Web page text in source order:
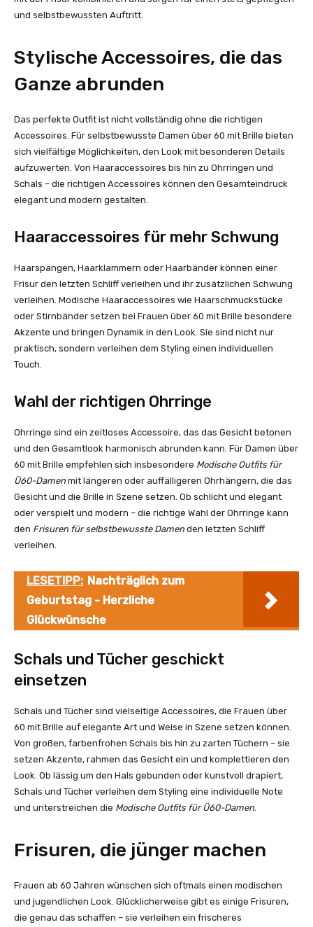
und selbstbewussten Auftritt.
Stylische Accessoires, die das
Ganze abrunden
Das perfekte Outfit ist nicht vollständig ohne die richtigen
Accessoires. Für selbstbewusste Damen über 60 mit Brille bieten
sich vielfältige Möglichkeiten, den Look mit besonderen Details
aufzuwerten. Von Haaraccessoires bis hin zu Ohrringen und
Schals – die richtigen Accessoires können den Gesamteindruck
elegant und modern gestalten.
Haaraccessoires für mehr Schwung
Haarspangen, Haarklammern oder Haarbänder können einer
Frisur den letzten Schliff verleihen und ihr zusätzlichen Schwung
verleihen. Modische Haaraccessoires wie Haarschmuckstücke
oder Stirnbänder setzen bei Frauen über 60 mit Brille besondere
Akzente und bringen Dynamik in den Look. Sie sind nicht nur
praktisch, sondern verleihen dem Styling einen individuellen
Touch.
Wahl der richtigen Ohrringe
Ohrringe sind ein zeitloses Accessoire, das das Gesicht betonen
und den Gesamtlook harmonisch abrunden kann. Für Damen über
60 mit Brille empfehlen sich insbesondere Modische Outfits für
Ü60-Damen mit längeren oder auffälligeren Ohrhängern, die das
Gesicht und die Brille in Szene setzen. Ob schlicht und elegant
oder verspielt und modern – die richtige Wahl der Ohrringe kann
den Frisuren für selbstbewusste Damen den letzten Schliff
verleihen.
LESETIPP: Nachträglich zum
Geburtstag - Herzliche
Glückwünsche
Schals und Tücher geschickt
einsetzen
Schals und Tücher sind vielseitige Accessoires, die Frauen über
60 mit Brille auf elegante Art und Weise in Szene setzen können.
Von großen, farbenfrohen Schals bis hin zu zarten Tüchern – sie
setzen Akzente, rahmen das Gesicht ein und komplettieren den
Look. Ob lässig um den Hals gebunden oder kunstvoll drapiert,
Schals und Tücher verleihen dem Styling eine individuelle Note
und unterstreichen die Modische Outfits für Ü60-Damen
Frisuren, die jünger machen
Frauen ab 60 Jahren wünschen sich oftmals einen modischen
und jugendlichen Look. Glücklicherweise gibt es einige Frisuren,
die genau das schaffen – sie verleihen ein frischeres